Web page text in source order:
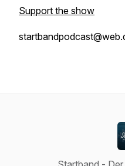
Support the show